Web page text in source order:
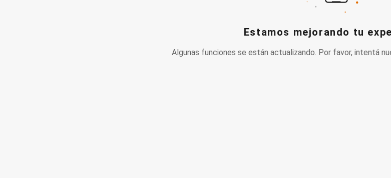
Estamos mejorando tu
Algunas funciones se están actualizando. Por favor, intentá